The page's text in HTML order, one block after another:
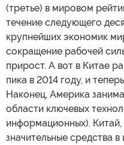
(третье) в мировом
течение следующего
крупнейших экономик
сокращение рабочей
прирост. А вот в Китае
пика в 2014 году, и
Наконец, Америка
области ключевых
информационных). Китай,
значительные средства